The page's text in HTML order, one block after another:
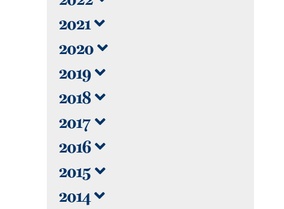
2021
2020
2019
2018
2017
2016
2015
2014